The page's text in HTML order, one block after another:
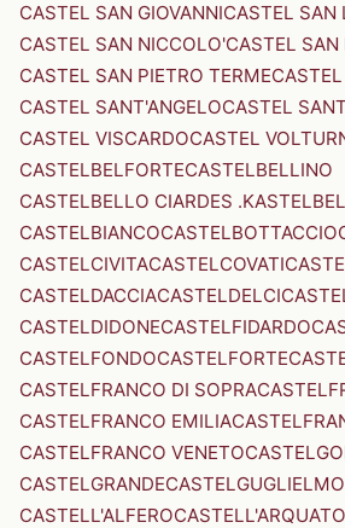
CASTEL SAN GIOVANNICASTEL SAN
CASTEL SAN NICCOLO'CASTEL
CASTEL SAN PIETRO TERME
CASTEL SANT'ANGELOCASTEL
CASTEL VISCARDOCASTEL
CASTELBELFORTECASTELBELLINO
CASTELBELLO CIARDES
CASTELBIANCOCASTELBOTTACCIO
CASTELCIVITACASTELCOVATI
CASTELDACCIACASTELDELCI
CASTELDIDONECASTELFIDARDO
CASTELFONDOCASTELFORTE
CASTELFRANCO DI SOPRA
CASTELFRANCO EMILIA
CASTELFRANCO VENETO
CASTELGRANDECASTELGUGLIELMO
CASTELL'ALFEROCASTELL'ARQUATO